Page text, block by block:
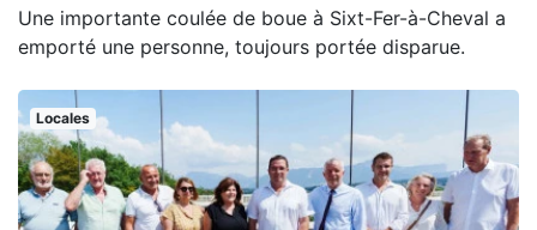
Une importante coulée de boue à Sixt-Fer-à-Cheval a
emporté une personne, toujours portée disparue.
Locales